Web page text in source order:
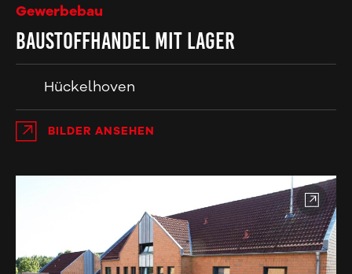
Gewerbebau
Baustoffhandel mit Lager
Hückelhoven
BILDER ANSEHEN